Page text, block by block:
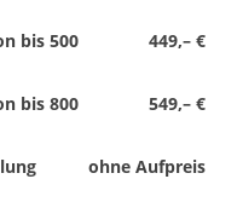
449,– €
bis 500
549,– €
bis 800
ohne Aufpreis